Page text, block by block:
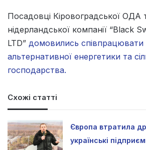
Посадовці Кіровоградської ОДА
нідерландської компанії “Black
LTD” домовились співпрацювати
альтернативної енергетики та
господарства.
Схожі статті
Європа втратила
українські